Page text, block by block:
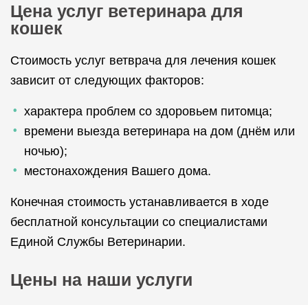
Цена услуг ветеринара для
кошек
Стоимость услуг ветврача для лечения кошек
зависит от следующих факторов:
характера проблем со здоровьем питомца;
времени выезда ветеринара на дом (днём или
ночью);
местонахождения Вашего дома.
Конечная стоимость устанавливается в ходе
бесплатной консультации со специалистами
Единой Службы Ветеринарии.
Цены на наши услуги